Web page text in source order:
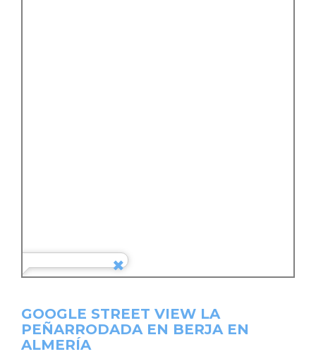
GOOGLE STREET VIEW LA
PEÑARRODADA EN BERJA EN
ALMERÍA